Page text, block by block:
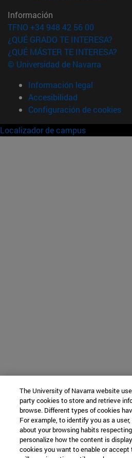
Información
TFNO +34 948 42 56 00
¿QUÉ GRADO TE INTERESA?
¿QUÉ MÁSTER TE INTERESA?
© Universidad de Navarra
Información legal
Accesibilidad
Configuración de cookies
Localizador de campus
The University of Navarra website
party cookies to store and retrieve
browse. Different types of cookies
For example, to identify you as a
about your browsing habits
personalize how the content is
cookies you want to enable or accept